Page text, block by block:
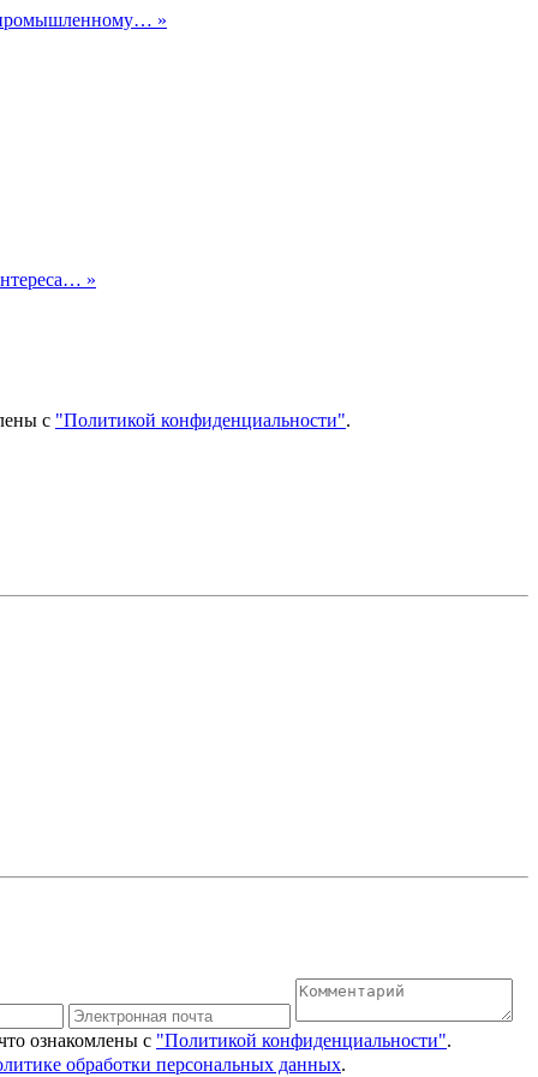
»
»
с "Политикой конфиденциальности".
ознакомлены с "Политикой конфиденциальности".
обработки персональных данных.